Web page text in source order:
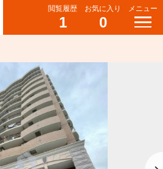
閲覧履歴
1
お気に入り
0
メニュー